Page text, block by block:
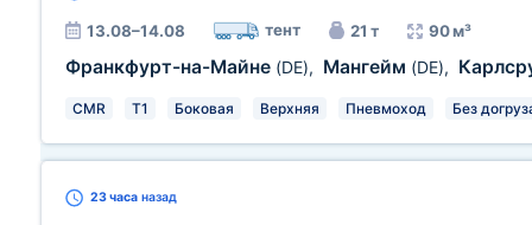
13.08–14.08 тент 21 т 90 м³
Франкфурт-на-Майне (DE), Мангейм (DE),
CMR T1 Боковая Верхняя Пневмоход Без
23 часа назад